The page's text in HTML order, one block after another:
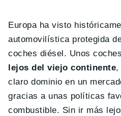
Europa ha visto
automovilística protegida
coches diésel. Unos
lejos del viejo continente,
claro dominio en un
gracias a unas políticas
combustible. Sin ir más